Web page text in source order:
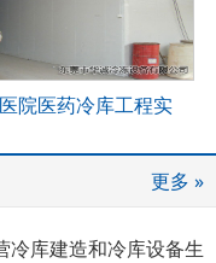
院医药冷库工程实
更多 »
冷库建造和冷库设备生